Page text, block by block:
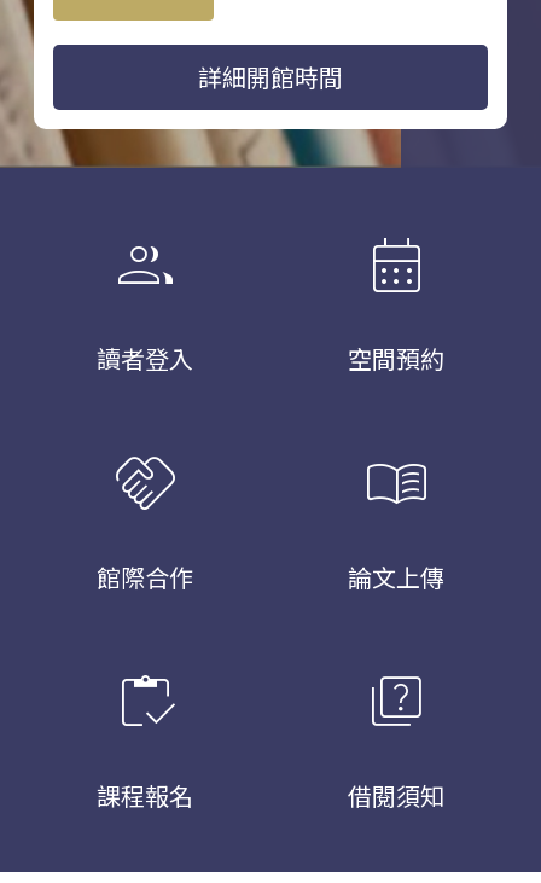
詳細開館時間
group
讀者登入
calendar_month
空間預約
handshake
館際合作
menu_book
論文上傳
inventory
課程報名
quiz
借閱須知